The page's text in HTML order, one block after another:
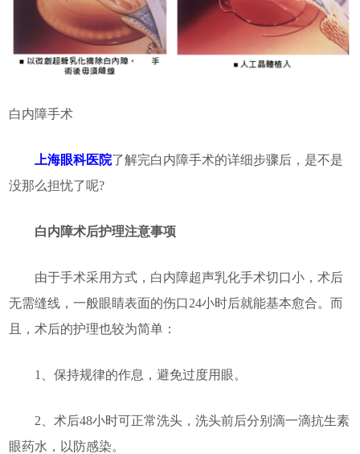
白内障手术
上海眼科医院了解完白内障手术的详细步骤后，是不是
没那么担忧了呢?
白内障术后护理注意事项
由于手术采用方式，白内障超声乳化手术切口小，术后
无需缝线，一般眼睛表面的伤口24小时后就能基本愈合。而
且，术后的护理也较为简单：
1、保持规律的作息，避免过度用眼。
2、术后48小时可正常洗头，洗头前后分别滴一滴抗生素
眼药水，以防感染。